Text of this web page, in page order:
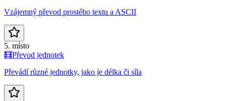
Vzájemný převod prostého textu a ASCII
5. místo
🧮Převod jednotek
Převádí různé jednotky, jako je délka či síla